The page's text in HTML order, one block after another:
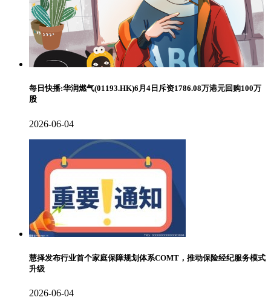
每日快播:华润燃气(01193.HK)6月4日斥资1786.08万港元回购100万
股
2026-06-04
慧择发布行业首个家庭保障规划体系COMT，推动保险经纪服务模式
升级
2026-06-04